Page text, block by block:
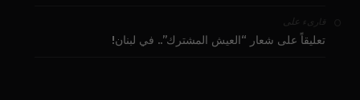
قارىء على
تعليقاً على شعار “العيش المشترك”.. في لبنان!